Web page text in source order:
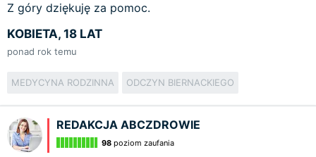
Z góry dziękuję za pomoc.
KOBIETA, 18 LAT
ponad rok temu
MEDYCYNA RODZINNA ODCZYN BIERNACKIEGO
REDAKCJA ABCZDROWIE
98 poziom zaufania